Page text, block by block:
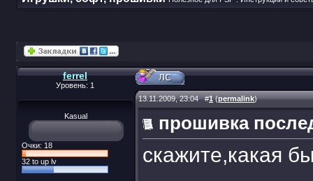
ferrel
Уровень: 1
Kasual
Очки: 18
32 to up lv
13.11.2009, 23:04#1(permalink)
прошивка
скажите,какая